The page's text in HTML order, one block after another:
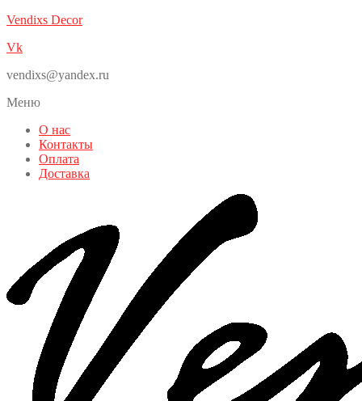
Vendixs Decor
Vk
vendixs@yandex.ru
Меню
О нас
Контакты
Оплата
Доставка